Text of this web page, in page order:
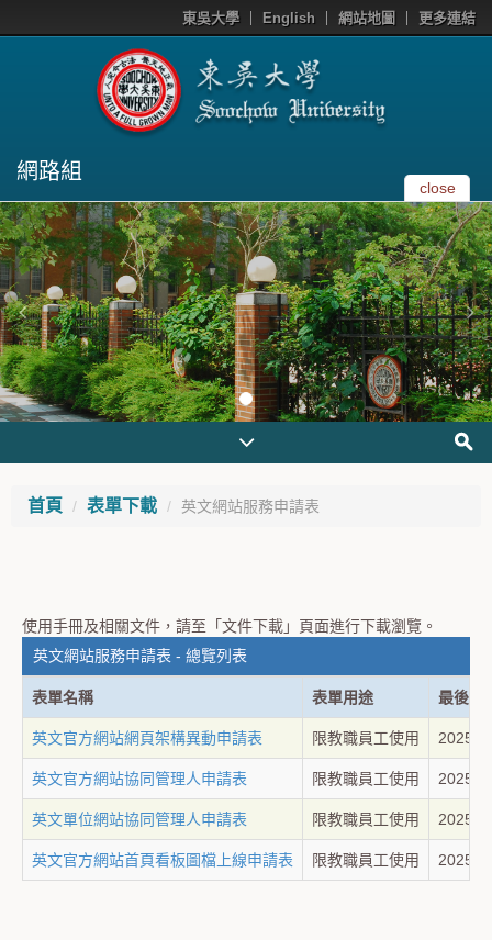
東吳大學 English 網站地圖 更多連結
網路組
close
首頁 表單下載 英文網站服務申請表
使用手冊及相關文件，請至「文件下載」頁面進行下載瀏覽。
英文網站服務申請表 - 總覽列表
表單名稱 表單用途 最後修
英文官方網站網頁架構異動申請表 限教職員工使用 2025-
英文官方網站協同管理人申請表 限教職員工使用 2025-
英文單位網站協同管理人申請表 限教職員工使用 2025-
英文官方網站首頁看板圖檔上線申請表 限教職員工使用 2025-